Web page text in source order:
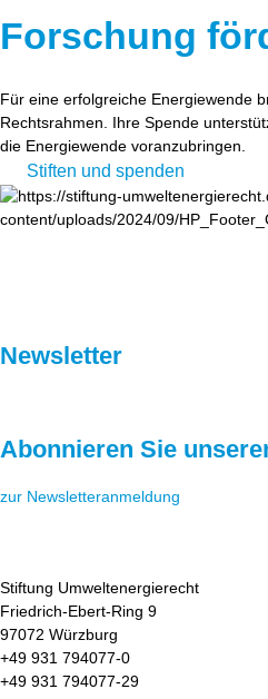
Forschung
Für eine erfolgreiche Energiewende
Rechtsrahmen. Ihre Spende
die Energiewende voranzubringen.
Stiften und spenden
Newsletter
Abonnieren Sie
zur Newsletteranmeldung
Stiftung Umweltenergierecht
Friedrich-Ebert-Ring 9
97072 Würzburg
+49 931 794077-0
+49 931 794077-29